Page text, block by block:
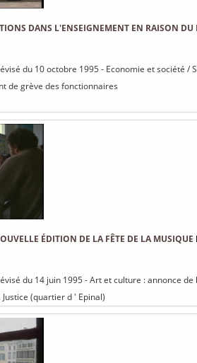
DANS L'ENSEIGNEMENT EN RAISON
du 10 octobre 1995 - Economie et société
de grève des fonctionnaires
ÉDITION DE LA FÊTE DE LA MUSIQUE
du 14 juin 1995 - Art et culture : annonce
Justice (quartier d ' Epinal)